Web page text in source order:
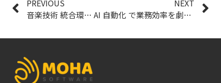
PREVIOUS
音楽技術 統合環境応用ソフト
NEXT
AI 自動化 で業務効率を劇的に向上する方法